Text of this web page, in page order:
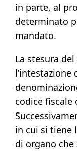
in parte, al
determinato
mandato.
La stesura
codice fiscale
in cui si tiene
di organo che